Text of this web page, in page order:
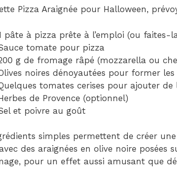
Pizza Araignée pour Halloween,
pâte à pizza prête à l’emploi (ou faites-
tomate pour pizza
g de fromage râpé (mozzarella ou
noires dénoyautées pour former les
tomates cerises pour ajouter de
de Provence (optionnel)
et poivre au goût
simples permettent de créer
des araignées en olive noire posées
pour un effet aussi amusant que